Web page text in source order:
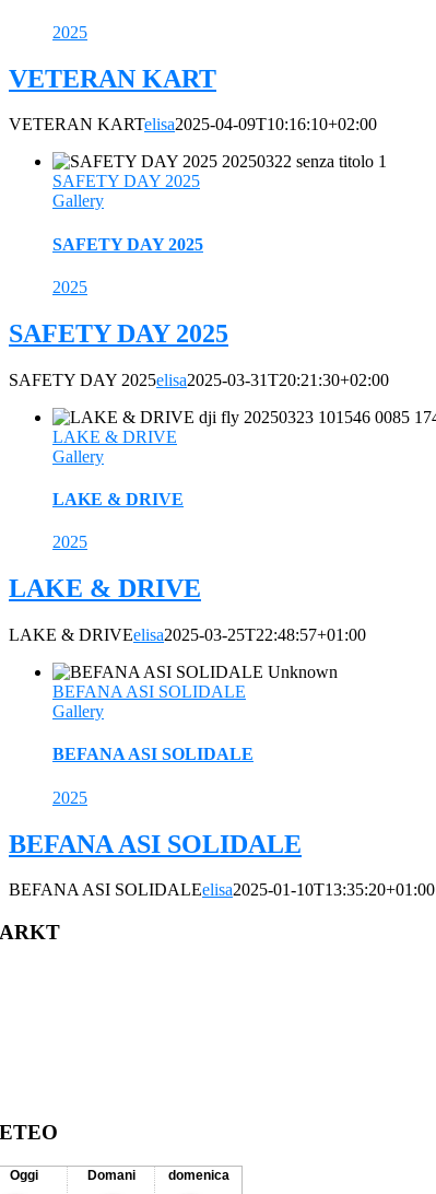
2025
VETERAN KART
VETERAN KARTelisa2025-04-09T10:16:10+02:00
SAFETY DAY 2025
Gallery
SAFETY DAY 2025
2025
SAFETY DAY 2025
SAFETY DAY 2025elisa2025-03-31T20:21:30+02:00
LAKE & DRIVE
Gallery
LAKE & DRIVE
2025
LAKE & DRIVE
LAKE & DRIVEelisa2025-03-25T22:48:57+01:00
BEFANA ASI SOLIDALE
Gallery
BEFANA ASI SOLIDALE
2025
BEFANA ASI SOLIDALE
BEFANA ASI SOLIDALEelisa2025-01-10T13:35:20+01:00
Oggi Domani domenica